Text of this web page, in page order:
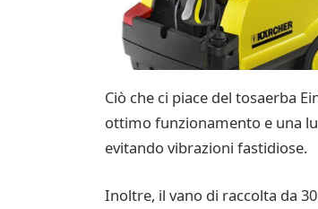
Ciò che ci piace del tosaerba
ottimo funzionamento e una
evitando vibrazioni fastidiose.
Inoltre, il vano di raccolta da